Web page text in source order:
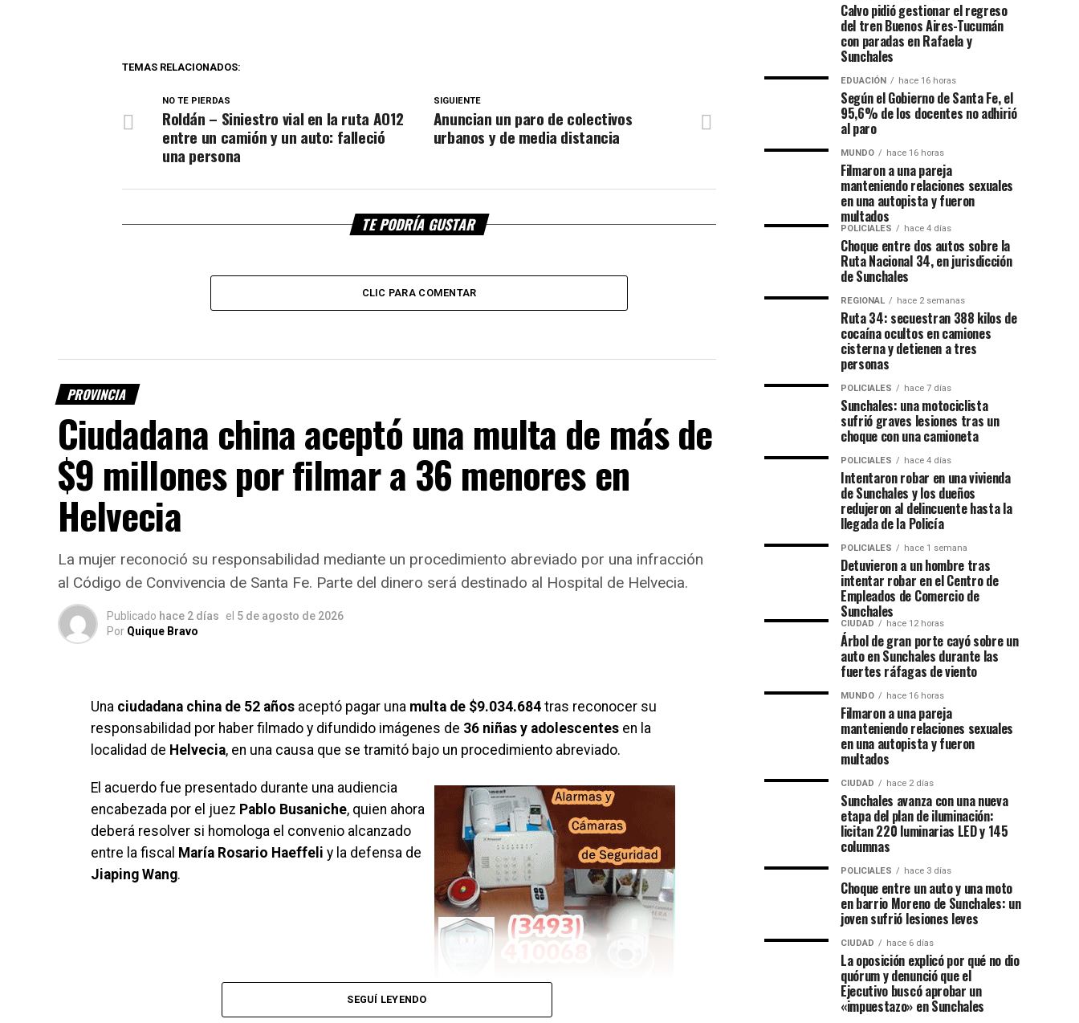
TEMAS RELACIONADOS:
SIGUIENTE
Anuncian un paro de colectivos
urbanos y de media distancia
NO TE PIERDAS
Roldán – Siniestro vial en la ruta AO12
entre un camión y un auto: falleció
una persona
TE PODRÍA GUSTAR
CLIC PARA COMENTAR
PROVINCIA
Ciudadana china aceptó una multa de más de
$9 millones por filmar a 36 menores en
Helvecia
La mujer reconoció su responsabilidad mediante un procedimiento abreviado por una infracción
al Código de Convivencia de Santa Fe. Parte del dinero será destinado al Hospital de Helvecia.
Publicado hace 2 días el 5 de agosto de 2026
Por Quique Bravo
Una ciudadana china de 52 años aceptó pagar una multa de $9.034.684 tras reconocer su
responsabilidad por haber filmado y difundido imágenes de 36 niñas y adolescentes en la
localidad de Helvecia, en una causa que se tramitó bajo un procedimiento abreviado.
El acuerdo fue presentado durante una audiencia
encabezada por el juez Pablo Busaniche, quien ahora
deberá resolver si homologa el convenio alcanzado
entre la fiscal María Rosario Haeffeli y la defensa de
Jiaping Wang.
La infracción comprende 36 hechos
SEGUÍ LEYENDO
Calvo pidió gestionar el regreso
del tren Buenos Aires-Tucumán
con paradas en Rafaela y
Sunchales
EDUACIÓN hace 16 horas
Según el Gobierno de Santa Fe, el
95,6% de los docentes no adhirió
al paro
MUNDO hace 16 horas
Filmaron a una pareja
manteniendo relaciones sexuales
en una autopista y fueron
multados
POLICIALES hace 4 días
Choque entre dos autos sobre la
Ruta Nacional 34, en jurisdicción
de Sunchales
REGIONAL hace 2 semanas
Ruta 34: secuestran 388 kilos de
cocaína ocultos en camiones
cisterna y detienen a tres
personas
POLICIALES hace 7 días
Sunchales: una motociclista
sufrió graves lesiones tras un
choque con una camioneta
POLICIALES hace 4 días
Intentaron robar en una vivienda
de Sunchales y los dueños
redujeron al delincuente hasta la
llegada de la Policía
POLICIALES hace 1 semana
Detuvieron a un hombre tras
intentar robar en el Centro de
Empleados de Comercio de
Sunchales
CIUDAD hace 12 horas
Árbol de gran porte cayó sobre un
auto en Sunchales durante las
fuertes ráfagas de viento
MUNDO hace 16 horas
Filmaron a una pareja
manteniendo relaciones sexuales
en una autopista y fueron
multados
CIUDAD hace 2 días
Sunchales avanza con una nueva
etapa del plan de iluminación:
licitan 220 luminarias LED y 145
columnas
POLICIALES hace 3 días
Choque entre un auto y una moto
en barrio Moreno de Sunchales: un
joven sufrió lesiones leves
CIUDAD hace 6 días
La oposición explicó por qué no dio
quórum y denunció que el
Ejecutivo buscó aprobar un
«impuestazo» en Sunchales